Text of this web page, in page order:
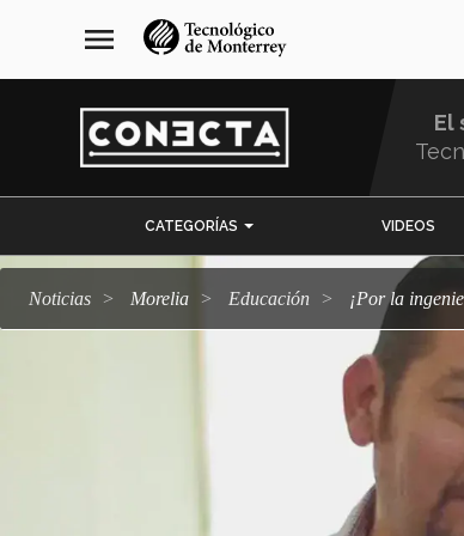
navegación
principal
menu
El
CATEGORÍAS VIDEOS
Noticias Morelia Educación ¡Por la